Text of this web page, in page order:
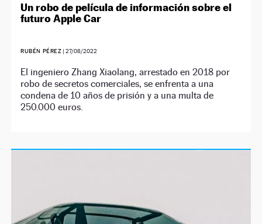
Un robo de película de información sobre el
futuro Apple Car
RUBÉN PÉREZ |27/08/2022
El ingeniero Zhang Xiaolang, arrestado en 2018 por
robo de secretos comerciales, se enfrenta a una
condena de 10 años de prisión y a una multa de
250.000 euros.